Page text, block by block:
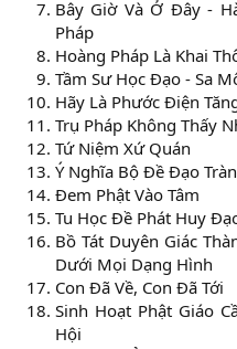
Bây Giờ Và Ở Đây -
Pháp
Hoàng Pháp Là Khai
Tầm Sư Học Đạo - Sa
Hãy Là Phước Điện
Trụ Pháp Không Thấy
Tứ Niệm Xứ Quán
Ý Nghĩa Bộ Đề Đạo
Đem Phật Vào Tâm
Tu Học Đề Phát Huy
Bồ Tát Duyên Giác
Dưới Mọi Dạng Hình
Con Đã Về, Con Đã Tới
Sinh Hoạt Phật Giáo
Hội